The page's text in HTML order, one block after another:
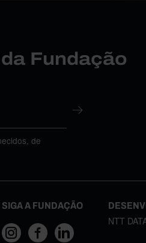
Fundação
de
SIGA A FUNDAÇÃO
NTT